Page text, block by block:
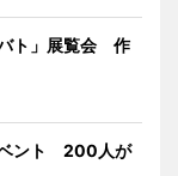
ト」展覧会 作
ベント 200人が